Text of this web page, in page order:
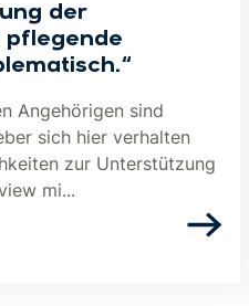
der
pflegende
Angehörigen sind
sich hier verhalten
zur Unterstützung
mi...